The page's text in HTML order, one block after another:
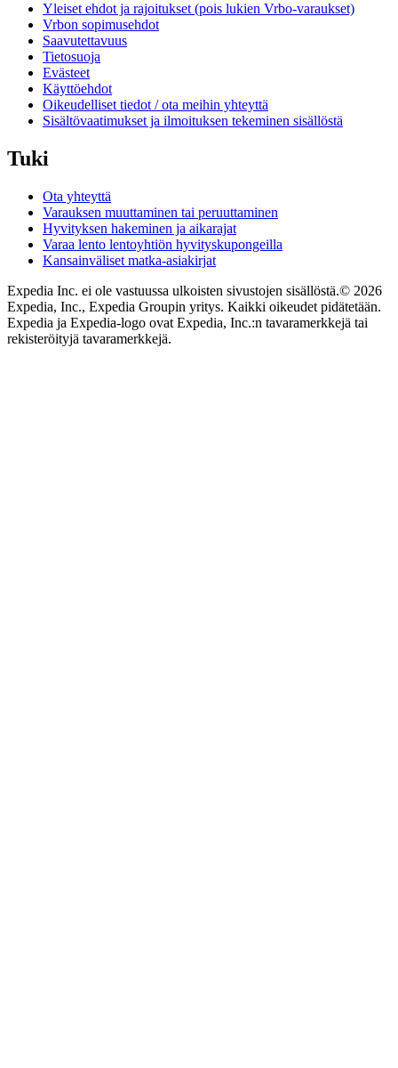
Yleiset ehdot ja rajoitukset (pois lukien Vrbo-varaukset)
Vrbon sopimusehdot
Saavutettavuus
Tietosuoja
Evästeet
Käyttöehdot
Oikeudelliset tiedot / ota meihin yhteyttä
Sisältövaatimukset ja ilmoituksen tekeminen sisällöstä
Tuki
Ota yhteyttä
Varauksen muuttaminen tai peruuttaminen
Hyvityksen hakeminen ja aikarajat
Varaa lento lentoyhtiön hyvityskupongeilla
Kansainväliset matka-asiakirjat
Expedia Inc. ei ole vastuussa ulkoisten sivustojen sisällöstä.© 2026
Expedia, Inc., Expedia Groupin yritys. Kaikki oikeudet pidätetään.
Expedia ja Expedia-logo ovat Expedia, Inc.:n tavaramerkkejä tai
rekisteröityjä tavaramerkkejä.